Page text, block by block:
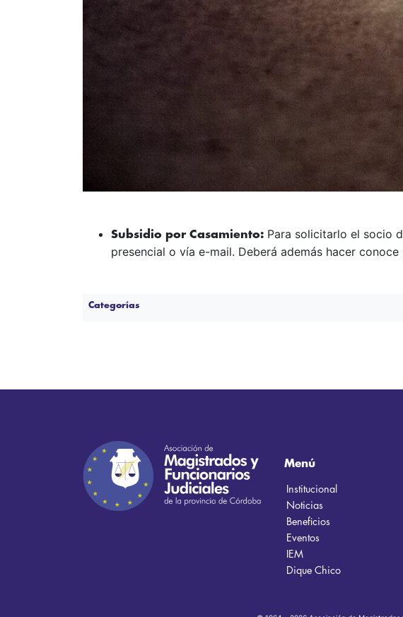
Subsidio por Casamiento: Para solicitarlo el socio
presencial o vía e-mail. Deberá además hacer
Categorías
Menú
Institucional
Noticias
Beneficios
Eventos
IEM
Dique Chico